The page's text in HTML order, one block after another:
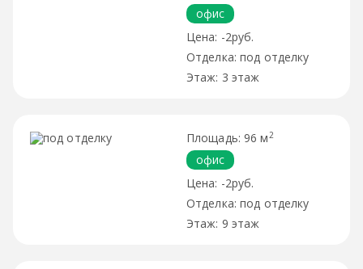
офис
-2руб.
под отделку
3 этаж
96 м 2
офис
-2руб.
под отделку
9 этаж